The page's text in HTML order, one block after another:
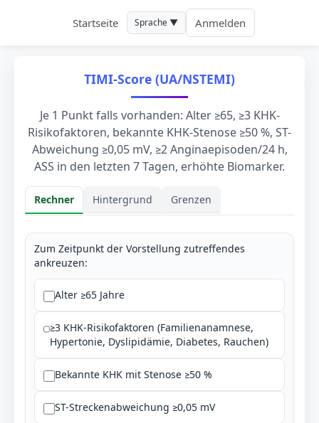
Startseite Sprache ▼ Anmelden
TIMI-Score (UA/NSTEMI)
Je 1 Punkt falls vorhanden: Alter ≥65, ≥3 KHK-
Risikofaktoren, bekannte KHK-Stenose ≥50 %, ST-
Abweichung ≥0,05 mV, ≥2 Anginaepisoden/24 h,
ASS in den letzten 7 Tagen, erhöhte Biomarker.
Rechner Hintergrund Grenzen
Rechner
Zum Zeitpunkt der Vorstellung zutreffendes
ankreuzen:
Alter ≥65 Jahre
≥3 KHK-Risikofaktoren (Familienanamnese,
Hypertonie, Dyslipidämie, Diabetes, Rauchen)
Bekannte KHK mit Stenose ≥50 %
ST-Streckenabweichung ≥0,05 mV